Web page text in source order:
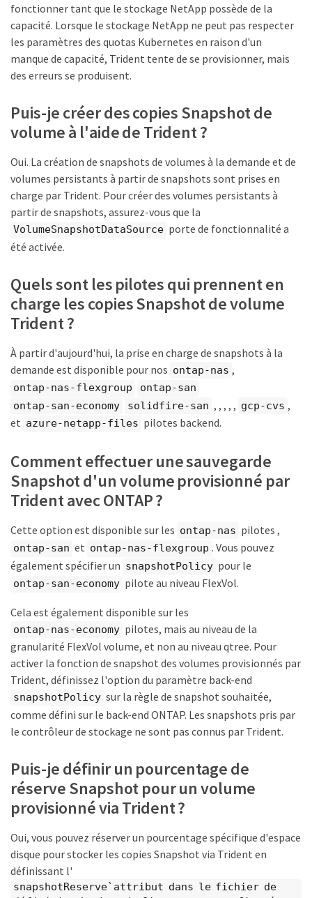
fonctionner tant que le stockage NetApp possède de la
capacité. Lorsque le stockage NetApp ne peut pas respecter
les paramètres des quotas Kubernetes en raison d'un
manque de capacité, Trident tente de se provisionner, mais
des erreurs se produisent.
Puis-je créer des copies Snapshot de
volume à l'aide de Trident ?
Oui. La création de snapshots de volumes à la demande et de
volumes persistants à partir de snapshots sont prises en
charge par Trident. Pour créer des volumes persistants à
partir de snapshots, assurez-vous que la
VolumeSnapshotDataSource porte de fonctionnalité a
été activée.
Quels sont les pilotes qui prennent en
charge les copies Snapshot de volume
Trident ?
À partir d'aujourd'hui, la prise en charge de snapshots à la
demande est disponible pour nos ontap-nas ,
ontap-nas-flexgroup
ontap-san
ontap-san-economy
solidfire-san , , , , , gcp-cvs ,
et azure-netapp-files pilotes backend.
Comment effectuer une sauvegarde
Snapshot d'un volume provisionné par
Trident avec ONTAP ?
Cette option est disponible sur les ontap-nas pilotes ,
ontap-san et ontap-nas-flexgroup . Vous pouvez
également spécifier un snapshotPolicy pour le
ontap-san-economy pilote au niveau FlexVol.
Cela est également disponible sur les
ontap-nas-economy pilotes, mais au niveau de la
granularité FlexVol volume, et non au niveau qtree. Pour
activer la fonction de snapshot des volumes provisionnés par
Trident, définissez l'option du paramètre back-end
snapshotPolicy sur la règle de snapshot souhaitée,
comme défini sur le back-end ONTAP. Les snapshots pris par
le contrôleur de stockage ne sont pas connus par Trident.
Puis-je définir un pourcentage de
réserve Snapshot pour un volume
provisionné via Trident ?
Oui, vous pouvez réserver un pourcentage spécifique d'espace
disque pour stocker les copies Snapshot via Trident en
définissant l'
snapshotReserve`attribut dans le fichier de